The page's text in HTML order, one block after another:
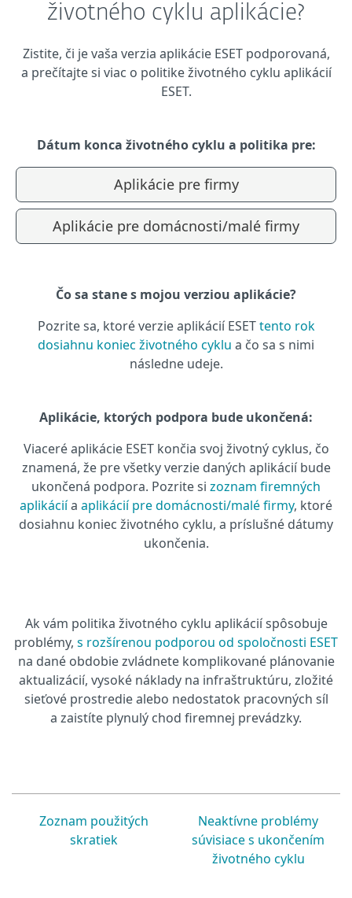
životného cyklu aplikácie?
Zistite, či je vaša verzia aplikácie ESET podporovaná,
a prečítajte si viac o politike životného cyklu aplikácií
ESET.
Dátum konca životného cyklu a politika pre:
Aplikácie pre firmy
Aplikácie pre domácnosti/malé firmy
Čo sa stane s mojou verziou aplikácie?
Pozrite sa, ktoré verzie aplikácií ESETtento rok
dosiahnu koniec životného cyklu a čo sa s nimi
následne udeje.
Aplikácie, ktorých podpora bude ukončená:
Viaceré aplikácie ESET končia svoj životný cyklus, čo
znamená, že pre všetky verzie daných aplikácií bude
ukončená podpora. Pozrite si zoznam firemných
aplikáciía aplikácií pre domácnosti/malé firmy, ktoré
dosiahnu koniec životného cyklu, a príslušné dátumy
ukončenia.
Ak vám politika životného cyklu aplikácií spôsobuje
problémy, s rozšírenou podporou od spoločnosti ESET
na dané obdobie zvládnete komplikované plánovanie
aktualizácií, vysoké náklady na infraštruktúru, zložité
sieťové prostredie alebo nedostatok pracovných síl
a zaistíte plynulý chod firemnej prevádzky.
Zoznam použitých
skratiek
Neaktívne problémy
súvisiace s ukončením
životného cyklu